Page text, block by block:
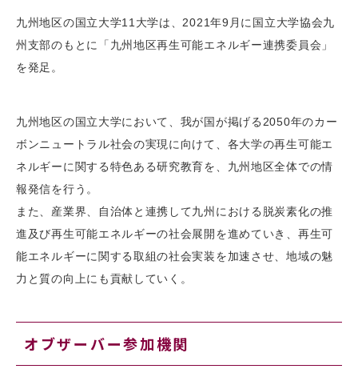
九州地区の国立大学11大学は、2021年9月に国立大学協会九
州支部のもとに「九州地区再生可能エネルギー連携委員会」
を発足。
九州地区の国立大学において、我が国が掲げる2050年のカー
ボンニュートラル社会の実現に向けて、各大学の再生可能エ
ネルギーに関する特色ある研究教育を、九州地区全体での情
報発信を行う。
また、産業界、自治体と連携して九州における脱炭素化の推
進及び再生可能エネルギーの社会展開を進めていき、再生可
能エネルギーに関する取組の社会実装を加速させ、地域の魅
力と質の向上にも貢献していく。
オブザーバー参加機関